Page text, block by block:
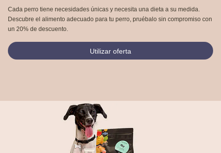
Cada perro tiene necesidades únicas y necesita una dieta a su medida.
Descubre el alimento adecuado para tu perro, pruébalo sin compromiso con
un 20% de descuento.
Utilizar oferta